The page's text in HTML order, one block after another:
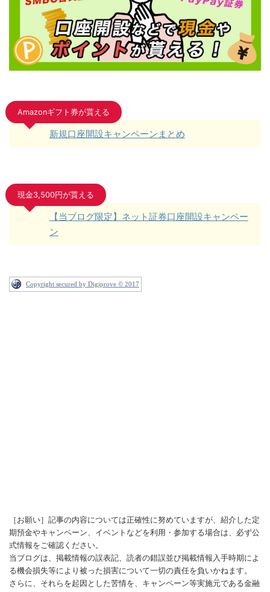
Amazonギフト券が貰える
新規口座開設キャンペーンまとめ
現金3,500円が貰える
【当ブログ限定】ネット証券口座開設キャンペー
ン
Copyright secured by Digiprove © 2017
［お願い］記事の内容については正確性に努めていますが、紹介した定
期預金やキャンペーン、イベントなどを利用・参加する場合は、必ず公
式情報をご確認ください。
当ブログは、掲載情報の誤表記、読者の錯誤並び掲載情報入手時期によ
る機会損失等により被った損害について一切の責任を負いかねます。
さらに、それらを起因とした苦情を、キャンペーン等実施元である金融